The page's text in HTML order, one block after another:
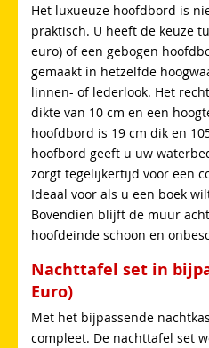
Het luxueuze hoofdbord is
praktisch. U heeft de keuze
euro) of een gebogen
gemaakt in hetzelfde
linnen- of lederlook. Het
dikte van 10 cm en een
hoofdbord is 19 cm dik en
hoofbord geeft u uw
zorgt tegelijkertijd voor een
Ideaal voor als u een boek
Bovendien blijft de muur
hoofdeinde schoon en
Nachttafel set in
Euro)
Met het bijpassende
compleet. De nachttafel set